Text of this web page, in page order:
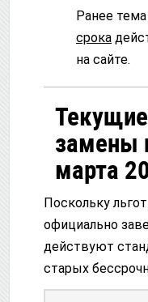
Ранее тема
срока
на сайте.
замены
марта
Поскольку
официально
действуют
старых